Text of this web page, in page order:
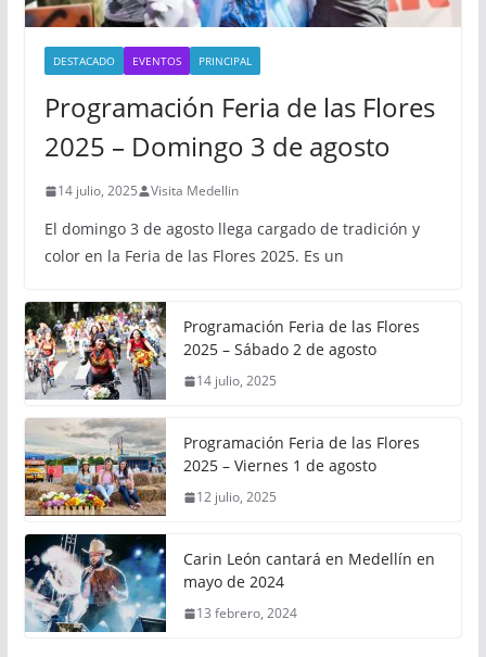
DESTACADO EVENTOS PRINCIPAL
Programación Feria de las Flores
2025 – Domingo 3 de agosto
14 julio, 2025 Visita Medellin
El domingo 3 de agosto llega cargado de tradición y
color en la Feria de las Flores 2025. Es un
Programación Feria de las Flores
2025 – Sábado 2 de agosto
14 julio, 2025
Programación Feria de las Flores
2025 – Viernes 1 de agosto
12 julio, 2025
Carin León cantará en Medellín en
mayo de 2024
13 febrero, 2024